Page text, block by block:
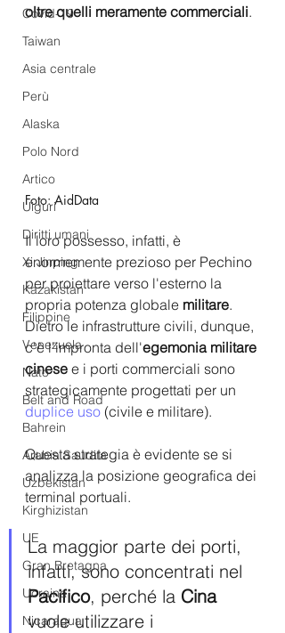
Covid-19
Taiwan
Asia centrale
Perù
Alaska
Polo Nord
Artico
Uiguri
Diritti umani
Xi Jinping
Kazakistan
Filippine
Venezuela
Nato
Belt and Road
Bahrein
Arabia Saudita
Uzbekistan
Kirghizistan
UE
Gran Bretagna
Ucraina
Nicaragua
oltre quelli meramente commerciali.
Foto: AidData
Il loro possesso, infatti, è
enormemente prezioso per Pechino
per proiettare verso l'esterno la
propria potenza globale militare.
Dietro le infrastrutture civili, dunque,
c'è l'impronta dell'egemonia militare
cinese e i porti commerciali sono
strategicamente progettati per un
duplice uso (civile e militare).
Questa strategia è evidente se si
analizza la posizione geografica dei
terminal portuali.
La maggior parte dei porti,
infatti, sono concentrati nel
Pacifico, perché la Cina
vuole utilizzare i